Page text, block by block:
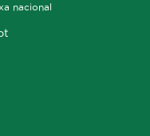
nacional